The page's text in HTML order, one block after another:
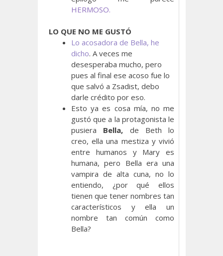
HERMOSO.
LO QUE NO ME GUSTÓ
Lo acosadora de Bella, he
dicho. A veces me
desesperaba mucho, pero
pues al final ese acoso fue lo
que salvó a Zsadist, debo
darle crédito por eso.
Esto ya es cosa mía, no me
gustó que a la protagonista le
pusiera Bella, de Beth lo
creo, ella una mestiza y vivió
entre humanos y Mary es
humana, pero Bella era una
vampira de alta cuna, no lo
entiendo, ¿por qué ellos
tienen que tener nombres tan
característicos y ella un
nombre tan común como
Bella?